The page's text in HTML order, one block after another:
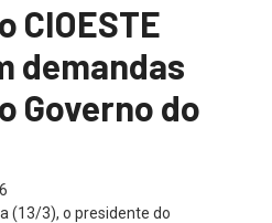
CIOESTE
demandas
Governo do
(13/3), o presidente do